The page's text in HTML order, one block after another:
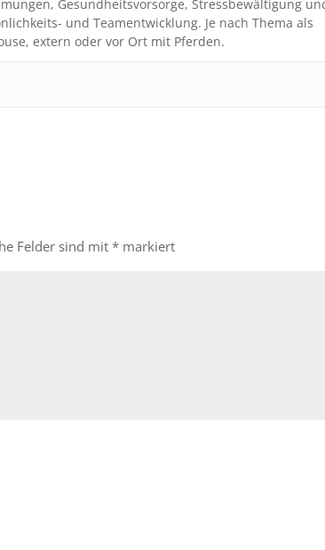
Gesundheitsvorsorge, Stressbewältigung
und Teamentwicklung. Je nach Thema als
extern oder vor Ort mit Pferden.
Felder sind mit* markiert